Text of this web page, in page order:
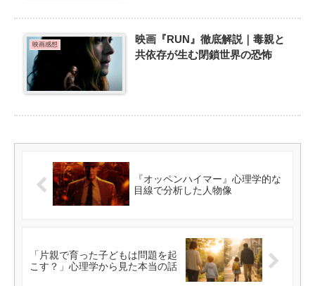
映画感想
映画『RUN』徹底解説｜毒親と
共依存が生む閉鎖世界の恐怖
『オッペンハイマー』心理学的な
目線で分析した人物像
「片親で育った子どもは問題を起
こす？」心理学から見た本当の話